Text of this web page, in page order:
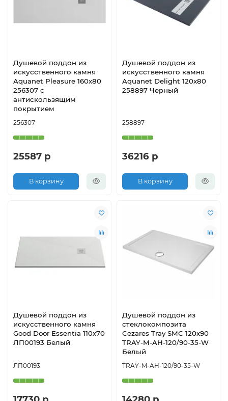
Душевой поддон из
искусственного камня
Aquanet Pleasure 160x80
256307 с
антискользящим
покрытием
256307
25587 р
В корзину
Душевой поддон из
искусственного камня
Aquanet Delight 120x80
258897 Черный
258897
36216 р
В корзину
Душевой поддон из
искусственного камня
Good Door Essentia 110х70
ЛП00193 Белый
ЛП00193
Душевой поддон из
стеклокомпозита
Cezares Tray SMC 120x90
TRAY-M-AH-120/90-35-W
Белый
TRAY-M-AH-120/90-35-W